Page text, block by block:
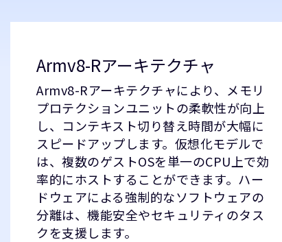
Armv8-Rアーキテクチャ
Armv8-Rアーキテクチャにより、メモリ
プロテクションユニットの柔軟性が向上
し、コンテキスト切り替え時間が大幅に
スピードアップします。仮想化モデルで
は、複数のゲストOSを単一のCPU上で効
率的にホストすることができます。ハー
ドウェアによる強制的なソフトウェアの
分離は、機能安全やセキュリティのタス
クを支援します。